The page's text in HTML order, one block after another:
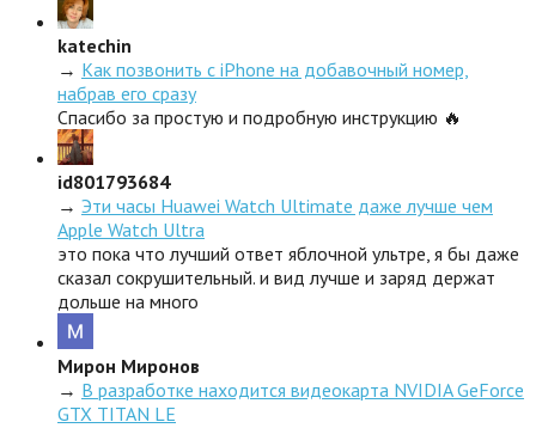
katechin
→ Как позвонить с iPhone на добавочный номер,
набрав его сразу
Спасибо за простую и подробную инструкцию 🔥
id801793684
→ Эти часы Huawei Watch Ultimate даже лучше чем
Apple Watch Ultra
это пока что лучший ответ яблочной ультре, я бы даже
сказал сокрушительный. и вид лучше и заряд держат
дольше на много
Мирон Миронов
→ В разработке находится видеокарта NVIDIA GeForce
GTX TITAN LE